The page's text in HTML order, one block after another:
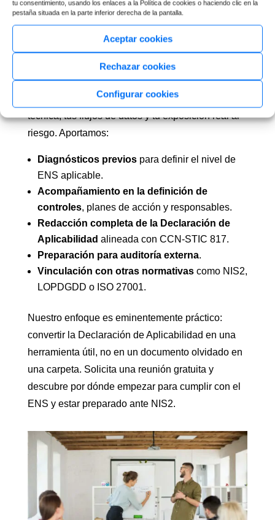
tu consentimiento, usando los enlaces a la Política de cookies o haciendo clic en la
pestaña situada en la parte inferior derecha de la pantalla.
Aceptar cookies
Rechazar cookies
Configurar cookies
Declaración de
Aplicabilidad para la
Certificación ENS?
En Edorteam no solo revisamos documentos:
trabajamos contigo para comprender tu estructura
técnica, tus flujos de datos y tu exposición real al
riesgo. Aportamos:
Diagnósticos previospara definir el nivel de
ENS aplicable.
Acompañamiento en la definición de
controles, planes de acción y responsables.
Redacción completa de la Declaración de
Aplicabilidad alineada con CCN-STIC 817.
Preparación para auditoría externa.
Vinculación con otras normativascomo NIS2,
LOPDGDD o ISO 27001.
Nuestro enfoque es eminentemente práctico:
convertir la Declaración de Aplicabilidad en una
herramienta útil, no en un documento olvidado en
una carpeta. Solicita una reunión gratuita y
descubre por dónde empezar para cumplir con el
ENS y estar preparado ante NIS2.